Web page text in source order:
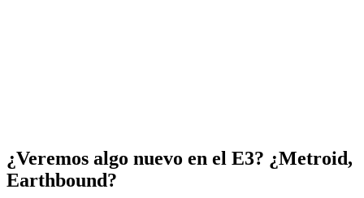
¿Veremos algo nuevo en el E3? ¿Metroid,
Earthbound?